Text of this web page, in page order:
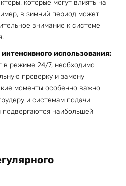
которые могут влиять на
в зимний период может
внимание к системе
использования:
в режиме 24/7, необходимо
проверку и замену
моменты особенно важно
и системам подачи
подвергаются наибольшей